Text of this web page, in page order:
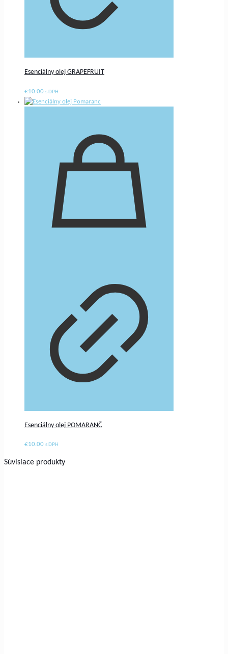
Esenciálny olej GRAPEFRUIT
€10.00 s DPH
Esenciálny olej POMARANČ
€10.00 s DPH
Súvisiace produkty